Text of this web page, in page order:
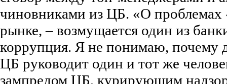
чиновниками из ЦБ. «О проблемах
рынке, – возмущается один из
коррупция. Я не понимаю, почему
ЦБ руководит один и тот же
зампредом ЦБ, курирующим